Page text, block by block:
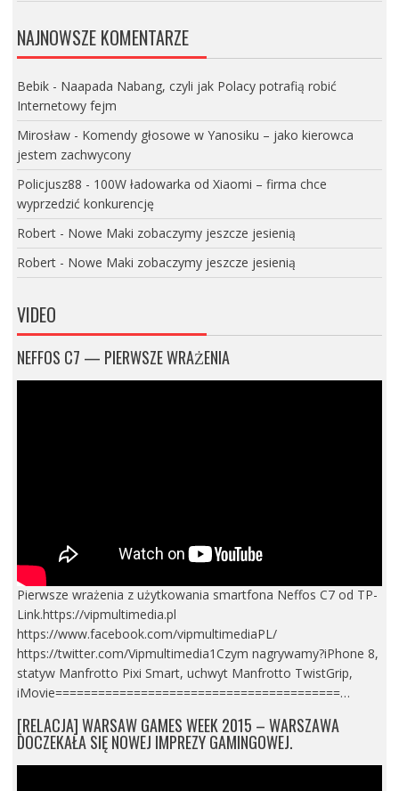
NAJNOWSZE KOMENTARZE
Bebik- Naapada Nabang, czyli jak Polacy potrafią robić
Internetowy fejm
Mirosław- Komendy głosowe w Yanosiku – jako kierowca
jestem zachwycony
Policjusz88 - 100W ładowarka od Xiaomi – firma chce
wyprzedzić konkurencję
Robert- Nowe Maki zobaczymy jeszcze jesienią
Robert- Nowe Maki zobaczymy jeszcze jesienią
VIDEO
NEFFOS C7 — PIERWSZE WRAŻENIA
Pierwsze wrażenia z użytkowania smartfona Neffos C7 od TP-
Link.https://vipmultimedia.pl
https://www.facebook.com/vipmultimediaPL/
https://twitter.com/Vipmultimedia1Czym nagrywamy?iPhone 8,
statyw Manfrotto Pixi Smart, uchwyt Manfrotto TwistGrip,
iMovie========================================…
[RELACJA] WARSAW GAMES WEEK 2015 – WARSZAWA
DOCZEKAŁA SIĘ NOWEJ IMPREZY GAMINGOWEJ.